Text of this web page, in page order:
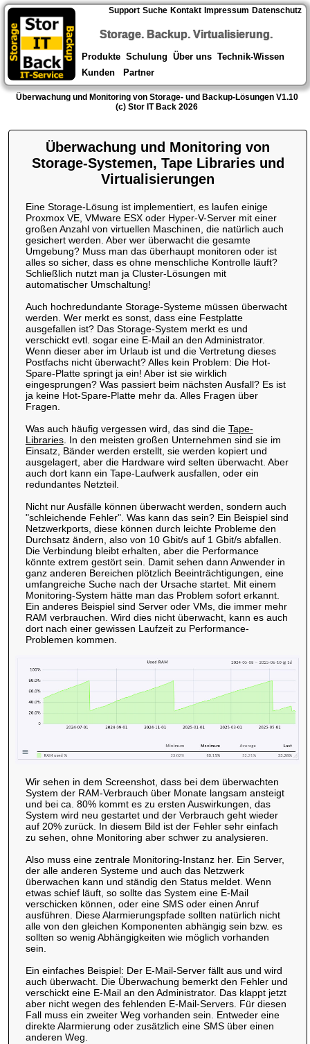
Support Suche Kontakt Impressum Datenschutz
Storage. Backup. Virtualisierung.
Produkte Schulung Über uns Technik-Wissen
Kunden
Partner
Überwachung und Monitoring von Storage- und Backup-Lösungen V1.10
(c) Stor IT Back 2026
Überwachung und Monitoring von
Storage-Systemen, Tape Libraries und
Virtualisierungen
Eine Storage-Lösung ist implementiert, es laufen einige
Proxmox VE, VMware ESX oder Hyper-V-Server mit einer
großen Anzahl von virtuellen Maschinen, die natürlich auch
gesichert werden. Aber wer überwacht die gesamte
Umgebung? Muss man das überhaupt monitoren oder ist
alles so sicher, dass es ohne menschliche Kontrolle läuft?
Schließlich nutzt man ja Cluster-Lösungen mit
automatischer Umschaltung!
Auch hochredundante Storage-Systeme müssen überwacht
werden. Wer merkt es sonst, dass eine Festplatte
ausgefallen ist? Das Storage-System merkt es und
verschickt evtl. sogar eine E-Mail an den Administrator.
Wenn dieser aber im Urlaub ist und die Vertretung dieses
Postfachs nicht überwacht? Alles kein Problem: Die Hot-
Spare-Platte springt ja ein! Aber ist sie wirklich
eingesprungen? Was passiert beim nächsten Ausfall? Es ist
ja keine Hot-Spare-Platte mehr da. Alles Fragen über
Fragen.
Was auch häufig vergessen wird, das sind die Tape-
Libraries. In den meisten großen Unternehmen sind sie im
Einsatz, Bänder werden erstellt, sie werden kopiert und
ausgelagert, aber die Hardware wird selten überwacht. Aber
auch dort kann ein Tape-Laufwerk ausfallen, oder ein
redundantes Netzteil.
Nicht nur Ausfälle können überwacht werden, sondern auch
"schleichende Fehler". Was kann das sein? Ein Beispiel sind
Netzwerkports, diese können durch leichte Probleme den
Durchsatz ändern, also von 10 Gbit/s auf 1 Gbit/s abfallen.
Die Verbindung bleibt erhalten, aber die Performance
könnte extrem gestört sein. Damit sehen dann Anwender in
ganz anderen Bereichen plötzlich Beeinträchtigungen, eine
umfangreiche Suche nach der Ursache startet. Mit einem
Monitoring-System hätte man das Problem sofort erkannt.
Ein anderes Beispiel sind Server oder VMs, die immer mehr
RAM verbrauchen. Wird dies nicht überwacht, kann es auch
dort nach einer gewissen Laufzeit zu Performance-
Problemen kommen.
Wir sehen in dem Screenshot, dass bei dem überwachten
System der RAM-Verbrauch über Monate langsam ansteigt
und bei ca. 80% kommt es zu ersten Auswirkungen, das
System wird neu gestartet und der Verbrauch geht wieder
auf 20% zurück. In diesem Bild ist der Fehler sehr einfach
zu sehen, ohne Monitoring aber schwer zu analysieren.
Also muss eine zentrale Monitoring-Instanz her. Ein Server,
der alle anderen Systeme und auch das Netzwerk
überwachen kann und ständig den Status meldet. Wenn
etwas schief läuft, so sollte das System eine E-Mail
verschicken können, oder eine SMS oder einen Anruf
ausführen. Diese Alarmierungspfade sollten natürlich nicht
alle von den gleichen Komponenten abhängig sein bzw. es
sollten so wenig Abhängigkeiten wie möglich vorhanden
sein.
Ein einfaches Beispiel: Der E-Mail-Server fällt aus und wird
auch überwacht. Die Überwachung bemerkt den Fehler und
verschickt eine E-Mail an den Administrator. Das klappt jetzt
aber nicht wegen des fehlenden E-Mail-Servers. Für diesen
Fall muss ein zweiter Weg vorhanden sein. Entweder eine
direkte Alarmierung oder zusätzlich eine SMS über einen
anderen Weg.